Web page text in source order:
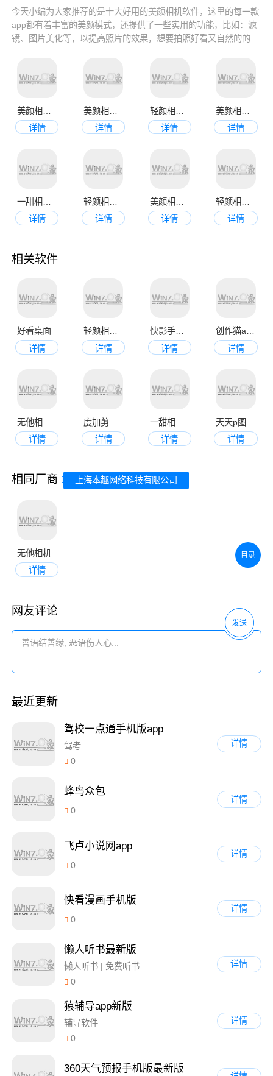
今天小编为大家推荐的是十大好用的美颜相机软件，这里的每一款
app都有着丰富的美颜模式，还提供了一些实用的功能，比如：滤
镜、图片美化等，以提高照片的效果，想要拍照好看又自然的的小
详情
详情
详情
详情
详情
详情
详情
详情
相关软件
好看桌面
详情
轻颜相机手机版
详情
快影手机版
详情
创作猫app
详情
详情
度加剪辑官方版
详情
详情
详情
相同厂商 上海本趣网络科技有限公司
无他相机
详情
网友评论
发送
最近更新
驾校一点通手机版app
驾考
0
详情
蜂鸟众包
0
详情
飞卢小说网app
0
详情
快看漫画手机版
0
详情
懒人听书最新版
懒人听书 | 免费听书
0
详情
猿辅导app新版
辅导软件
0
详情
360天气预报手机版最新版
目录